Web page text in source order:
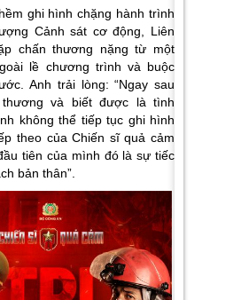
ghi hình chặng hành trình
Cảnh sát cơ động, Liên
chấn thương nặng từ một
lề chương trình và buộc
Anh trải lòng:“Ngay sau
và biết được là tình
không thể tiếp tục ghi hình
theo của Chiến sĩ quả cảm
tiên của mình đó là sự tiếc
bản thân”